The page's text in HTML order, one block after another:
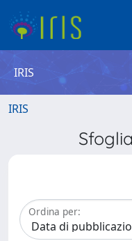
IRIS
IRIS
Ordina per: